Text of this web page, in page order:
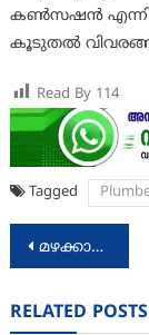
കണ്‍സഷന്‍
കൂടുതല്‍
Read By 114
Tagged
Post
മഴക്കാലം: വിഷപ്പാമ്പുകളെ സൂക്ഷിക്കണം
RELATED POSTS